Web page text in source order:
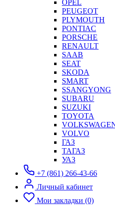
OPEL
PEUGEOT
PLYMOUTH
PONTIAC
PORSCHE
RENAULT
SAAB
SEAT
SKODA
SMART
SSANGYONG
SUBARU
SUZUKI
TOYOTA
VOLVO
ГАЗ
ТАГАЗ
УАЗ
+7 (861) 266-43-66
Личный кабинет
Мои закладки (0)